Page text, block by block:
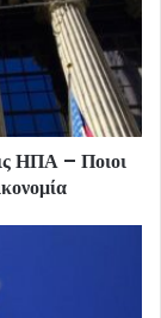
ΗΠΑ – Ποιοι